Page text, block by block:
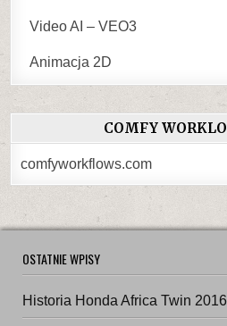
Video AI – VEO3
Animacja 2D
COMFY
comfyworkflows.com
OSTATNIE WPISY
Historia Honda Africa Twin